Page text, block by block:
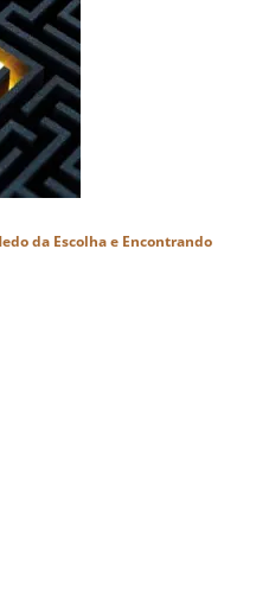
da Escolha e Encontrando